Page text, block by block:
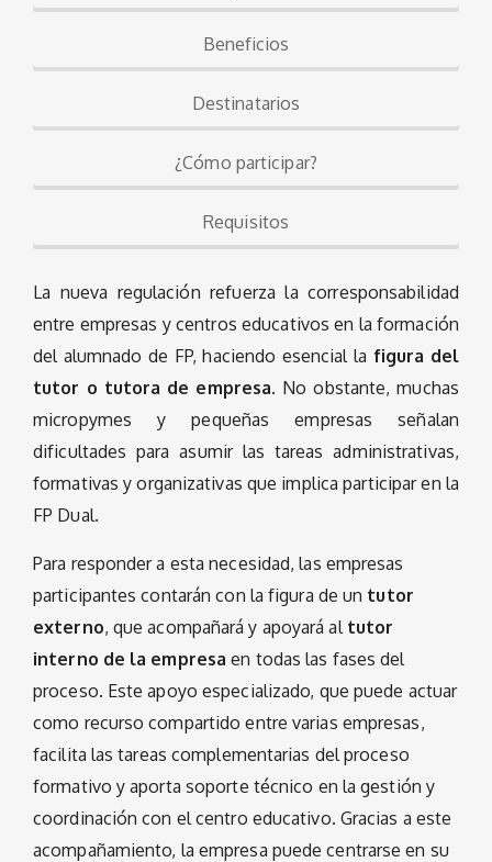
Beneficios
Destinatarios
¿Cómo participar?
Requisitos
La nueva regulación refuerza la corresponsabilidad
entre empresas y centros educativos en la formación
del alumnado de FP, haciendo esencial la figura del
tutor o tutora de empresa. No obstante, muchas
micropymes y pequeñas empresas señalan
dificultades para asumir las tareas administrativas,
formativas y organizativas que implica participar en la
FP Dual.
Para responder a esta necesidad, las empresas
participantes contarán con la figura de un tutor
externo, que acompañará y apoyará al tutor
interno de la empresa en todas las fases del
proceso. Este apoyo especializado, que puede actuar
como recurso compartido entre varias empresas,
facilita las tareas complementarias del proceso
formativo y aporta soporte técnico en la gestión y
coordinación con el centro educativo. Gracias a este
acompañamiento, la empresa puede centrarse en su